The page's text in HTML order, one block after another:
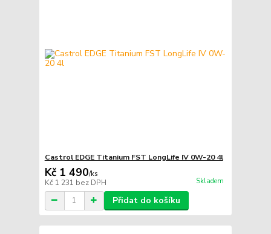
Castrol EDGE Titanium FST LongLife IV 0W-20 4l
Kč 1 490/ks
Kč 1 231 bez DPH Skladem
Přidat do košíku